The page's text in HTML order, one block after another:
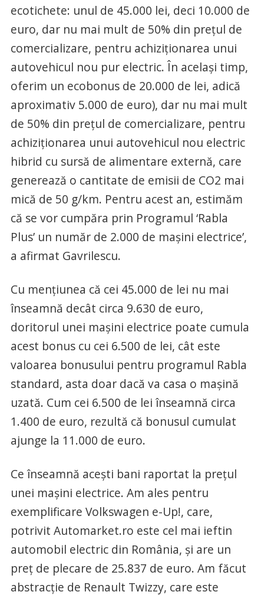
ecotichete: unul de 45.000 lei, deci 10.000 de
euro, dar nu mai mult de 50% din preţul de
comercializare, pentru achiziţionarea unui
autovehicul nou pur electric. În acelaşi timp,
oferim un ecobonus de 20.000 de lei, adică
aproximativ 5.000 de euro), dar nu mai mult
de 50% din preţul de comercializare, pentru
achiziţionarea unui autovehicul nou electric
hibrid cu sursă de alimentare externă, care
generează o cantitate de emisii de CO2 mai
mică de 50 g/km. Pentru acest an, estimăm
că se vor cumpăra prin Programul ‘Rabla
Plus’ un număr de 2.000 de maşini electrice’,
a afirmat Gavrilescu.
Cu menţiunea că cei 45.000 de lei nu mai
înseamnă decât circa 9.630 de euro,
doritorul unei maşini electrice poate cumula
acest bonus cu cei 6.500 de lei, cât este
valoarea bonusului pentru programul Rabla
standard, asta doar dacă va casa o maşină
uzată. Cum cei 6.500 de lei înseamnă circa
1.400 de euro, rezultă că bonusul cumulat
ajunge la 11.000 de euro.
Ce înseamnă aceşti bani raportat la preţul
unei maşini electrice. Am ales pentru
exemplificare Volkswagen e-Up!, care,
potrivit Automarket.ro este cel mai ieftin
automobil electric din România, şi are un
preţ de plecare de 25.837 de euro. Am făcut
abstracţie de Renault Twizzy, care este